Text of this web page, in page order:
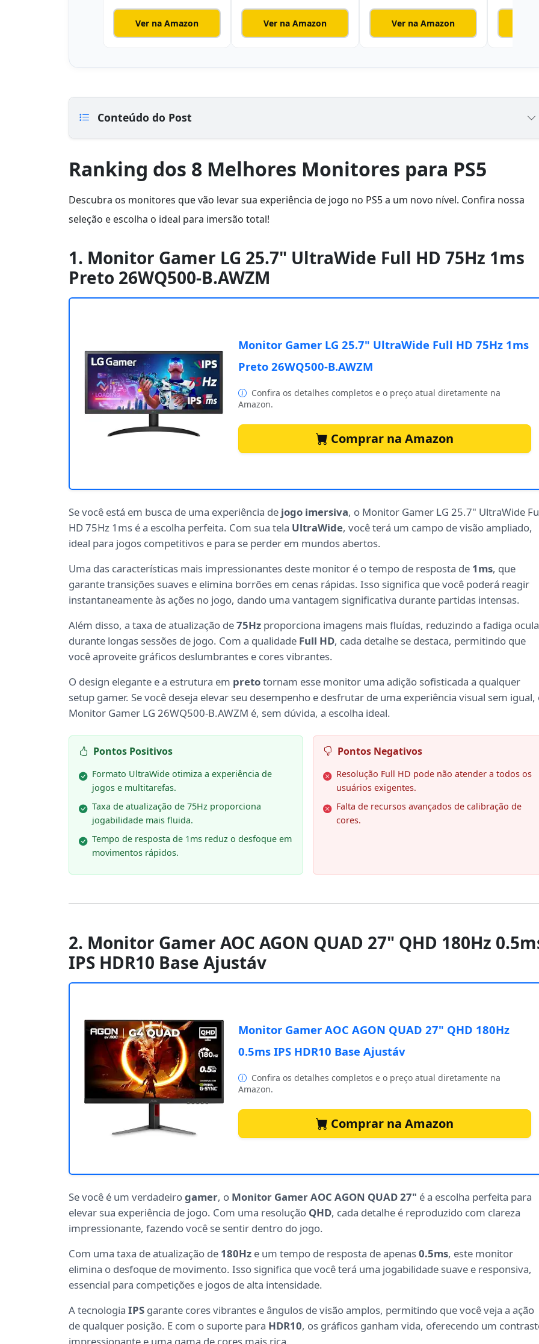
Ver na Amazon
Ver na Amazon
Ver na Amazon
Conteúdo do Post
Ranking dos 8 Melhores Monitores para PS5
Descubra os monitores que vão levar sua experiência de jogo no PS5 a um novo nível. Confira nossa
seleção e escolha o ideal para imersão total!
1. Monitor Gamer LG 25.7" UltraWide Full HD 75Hz 1ms
Preto 26WQ500-B.AWZM
Monitor Gamer LG 25.7" UltraWide Full HD 75Hz 1ms
Preto 26WQ500-B.AWZM
Confira os detalhes completos e o preço atual diretamente na
Amazon.
Comprar na Amazon
Se você está em busca de uma experiência de jogo imersiva, o Monitor Gamer LG 25.7" UltraWide
HD 75Hz 1ms é a escolha perfeita. Com sua tela UltraWide, você terá um campo de visão ampliado,
ideal para jogos competitivos e para se perder em mundos abertos.
Uma das características mais impressionantes deste monitor é o tempo de resposta de 1ms, que
garante transições suaves e elimina borrões em cenas rápidas. Isso significa que você poderá reagir
instantaneamente às ações no jogo, dando uma vantagem significativa durante partidas intensas.
Além disso, a taxa de atualização de75Hz proporciona imagens mais fluídas, reduzindo a fadiga
durante longas sessões de jogo. Com a qualidade Full HD, cada detalhe se destaca, permitindo que
você aproveite gráficos deslumbrantes e cores vibrantes.
O design elegante e a estrutura em pretotornam esse monitor uma adição sofisticada a qualquer
setup gamer. Se você deseja elevar seu desempenho e desfrutar de uma experiência visual sem igual,
Monitor Gamer LG 26WQ500-B.AWZM é, sem dúvida, a escolha ideal.
Pontos Positivos
Formato UltraWide otimiza a experiência de
jogos e multitarefas.
Taxa de atualização de 75Hz proporciona
jogabilidade mais fluida.
Tempo de resposta de 1ms reduz o desfoque em
movimentos rápidos.
Pontos Negativos
Resolução Full HD pode não atender a todos os
usuários exigentes.
Falta de recursos avançados de calibração de
cores.
2. Monitor Gamer AOC AGON QUAD 27" QHD 180Hz
IPS HDR10 Base Ajustáv
Monitor Gamer AOC AGON QUAD 27" QHD 180Hz
0.5ms IPS HDR10 Base Ajustáv
Confira os detalhes completos e o preço atual diretamente na
Amazon.
Comprar na Amazon
Se você é um verdadeirogamer, o Monitor Gamer AOC AGON QUAD 27" é a escolha perfeita para
elevar sua experiência de jogo. Com uma resolução QHD, cada detalhe é reproduzido com clareza
impressionante, fazendo você se sentir dentro do jogo.
Com uma taxa de atualização de 180Hz e um tempo de resposta de apenas0.5ms, este monitor
elimina o desfoque de movimento. Isso significa que você terá uma jogabilidade suave e responsiva,
essencial para competições e jogos de alta intensidade.
A tecnologia IPS garante cores vibrantes e ângulos de visão amplos, permitindo que você veja a ação
de qualquer posição. E com o suporte para HDR10, os gráficos ganham vida, oferecendo um